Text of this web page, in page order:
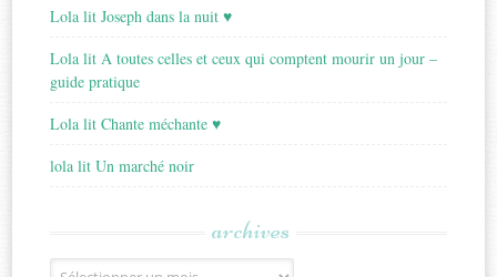
Lola lit Joseph dans la nuit ♥
Lola lit A toutes celles et ceux qui comptent mourir un jour –
guide pratique
Lola lit Chante méchante ♥
lola lit Un marché noir
archives
Archives